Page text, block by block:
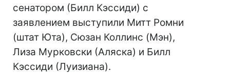
сенатором (Билл Кэссиди) с
заявлением выступили Митт Ромни
(штат Юта), Сюзан Коллинс (Мэн),
Лиза Мурковски (Аляска) и Билл
Кэссиди (Луизиана).